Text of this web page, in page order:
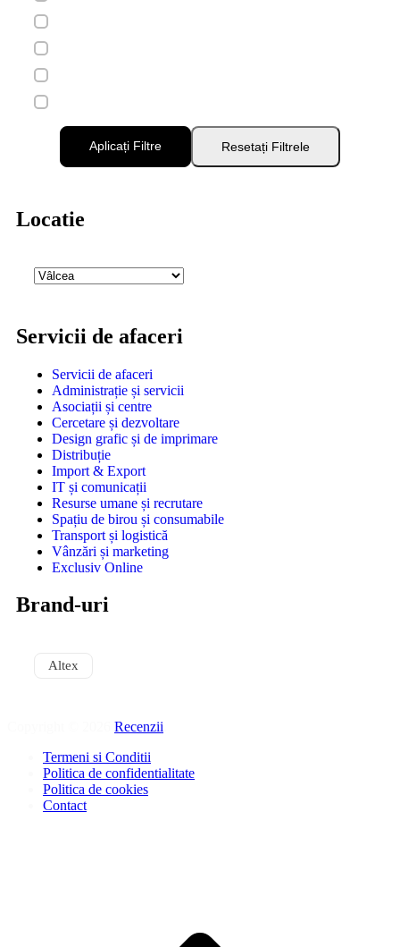
Aplicați Filtre Resetați Filtrele
Locatie
Servicii de afaceri
Servicii de afaceri
Administrație și servicii
Asociații și centre
Cercetare și dezvoltare
Design grafic și de imprimare
Distribuție
Import & Export
IT și comunicații
Resurse umane și recrutare
Spațiu de birou și consumabile
Transport și logistică
Vânzări și marketing
Exclusiv Online
Brand-uri
Altex
Recenzii
Termeni si Conditii
Politica de confidentialitate
Politica de cookies
Contact